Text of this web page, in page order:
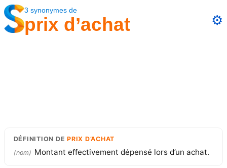
3 synonymes de
prix d’achat ⚙️
DÉFINITION DEPRIX D’ACHAT
(nom) Montant effectivement dépensé lors d’un achat.